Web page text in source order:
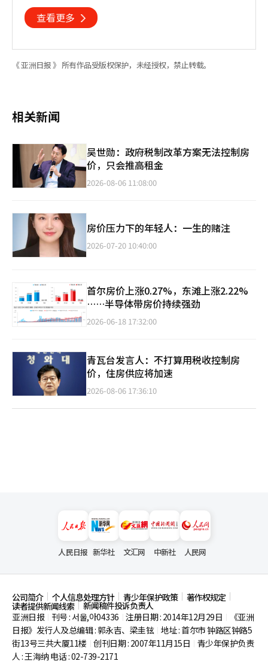
查看更多
《 亚洲日报 》 所有作品受版权保护，未经授权，禁止转载。
相关新闻
吴世勋：政府税制改革方案无法控制房
价，只会推高租金
2026-08-06 11:08:00
房价压力下的年轻人：一生的赌注
2026-07-20 10:40:00
首尔房价上涨0.27%，东滩上涨2.22%
……半导体带房价持续强劲
2026-06-18 17:32:00
青瓦台发言人：不打算用税收控制房
价，住房供应将加速
2026-08-06 17:36:10
人民日报 新华社 文汇网 中新社 人民网
公司简介 个人信息处理方针 青少年保护政策 著作权规定
读者提供新闻线索
新闻稿件投诉负责人
亚洲日报
刊号 : 서울,아04336 注册日期 : 2014年12月29日
《亚洲
日报》发行人及总编辑 : 郭永吉、梁圭铉 地址 : 首尔市钟路区钟路5
街13号三共大厦11楼 创刊日期 : 2007年11月15日
青少年保护负责
人 : 王海纳 电话 : 02-739-2171